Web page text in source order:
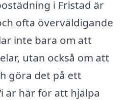
i Fristad är
ofta överväldigande
inte bara om att
utan också om att
göra det på ett
är här för att hjälpa